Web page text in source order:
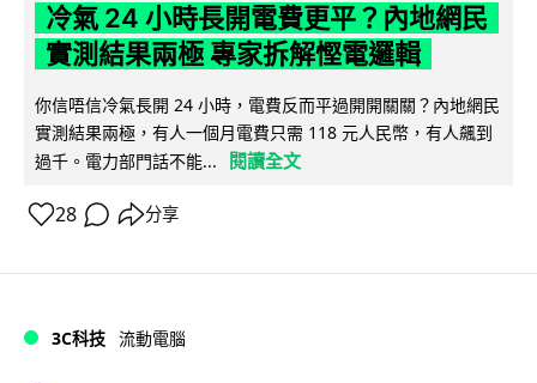
冷氣 24 小時長開電費更平？內地網民
實測結果兩極 專家拆解慳電邏輯
你信唔信冷氣長開 24 小時，電費反而平過開開關關？內地網民
實測結果兩極，有人一個月電費只需 118 元人民幣，有人飆到
過千。電力部門話不能...
閱讀全文
28 分享
3C科技 流動電腦